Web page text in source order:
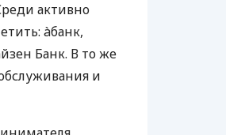
активно
àбанк,
Банк. В то же
и